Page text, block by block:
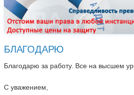
БЛАГОДАРЮ
Благодарю за работу. Все на высшем
С уважением,